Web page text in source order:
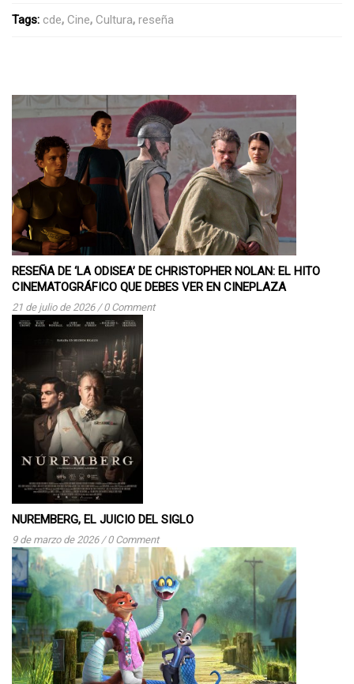
Tags: cde, Cine, Cultura, reseña
RESEÑA DE ‘LA ODISEA’ DE CHRISTOPHER NOLAN: EL HITO
CINEMATOGRÁFICO QUE DEBES VER EN CINEPLAZA
21 de julio de 2026 / 0 Comment
NUREMBERG, EL JUICIO DEL SIGLO
9 de marzo de 2026 / 0 Comment